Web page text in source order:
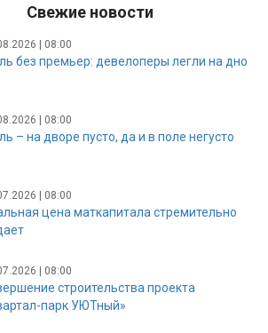
Свежие новости
| 08:00
без премьер: девелоперы легли на дно
| 08:00
– на дворе пусто, да и в поле негусто
| 08:00
цена маткапитала стремительно
| 08:00
строительства проекта
парк УЮТный»